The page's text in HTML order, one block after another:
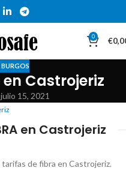
0 €
Castrojeriz
15, 2021
en Castrojeriz
de fibra en Castrojeriz.